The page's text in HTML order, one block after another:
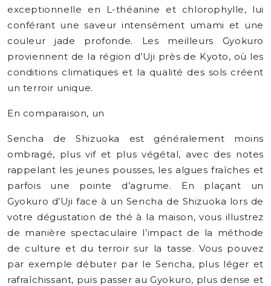
exceptionnelle en L-théanine et chlorophylle, lui
conférant une saveur intensément umami et une
couleur jade profonde. Les meilleurs Gyokuro
proviennent de la région d’Uji près de Kyoto, où les
conditions climatiques et la qualité des sols créent
un terroir unique.
En comparaison, un
Sencha de Shizuoka est généralement moins
ombragé, plus vif et plus végétal, avec des notes
rappelant les jeunes pousses, les algues fraîches et
parfois une pointe d’agrume. En plaçant un
Gyokuro d’Uji face à un Sencha de Shizuoka lors de
votre dégustation de thé à la maison, vous illustrez
de manière spectaculaire l’impact de la méthode
de culture et du terroir sur la tasse. Vous pouvez
par exemple débuter par le Sencha, plus léger et
rafraîchissant, puis passer au Gyokuro, plus dense et